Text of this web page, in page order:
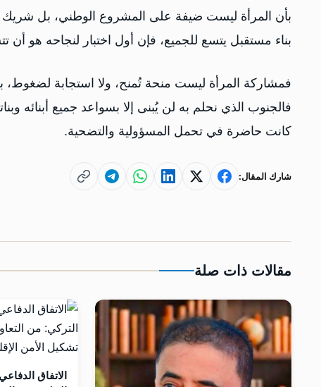
بأن المرأة ليست ضيفة على المشروع الوطني، بل شريك
بناء مستقبل يتسع للجميع، فإن أول اختبار لنجاحه هو أن
فمشاركة المرأة ليست منحة تُمنح، ولا استجابة
فالجنوب الذي نحلم به لن يُبنى إلا بسواعد جميع أبنائه
كانت حاضرة في تحمل المسؤولية والتضحية.
شارك المقال:
مقالات ذات صلة
الاتفاق